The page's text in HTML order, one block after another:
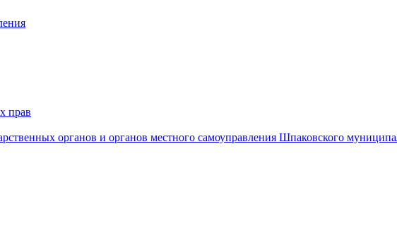
прав
органов и органов местного самоуправления Шпаковского